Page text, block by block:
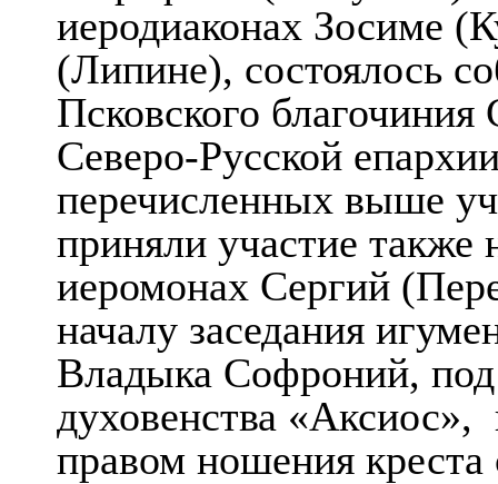
иеродиаконах Зосиме
(Липине), состоялось
Псковского
Северо-Русской
перечисленных выше
приняли участие также
иеромонах Сергий
началу заседания
Владыка Софроний,
духовенства «Аксиос»,
правом ношения